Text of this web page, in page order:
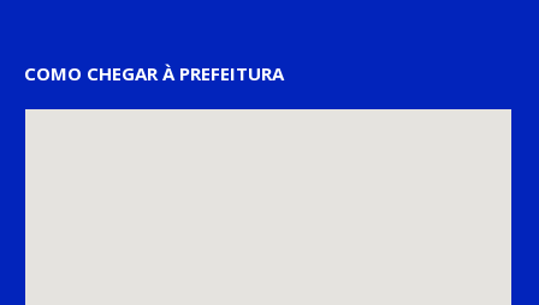
COMO CHEGAR À PREFEITURA